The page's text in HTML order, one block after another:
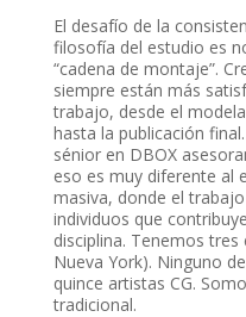
El desafío de la
filosofía del estudio es
“cadena de montaje”.
siempre están más
trabajo, desde el
hasta la publicación
sénior en DBOX
eso es muy diferente al
masiva, donde el
individuos que
disciplina. Tenemos
Nueva York). Ninguno
quince artistas CG.
tradicional.